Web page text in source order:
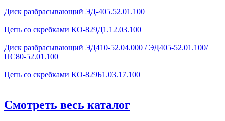
Диск разбрасывающий ЭД-405.52.01.100
Цепь со скребками КО-829Д1.12.03.100
Диск разбрасывающий ЭД410-52.04.000 / ЭД405-52.01.100/
ПС80-52.01.100
Цепь со скребками КО-829Б1.03.17.100
Смотреть весь каталог